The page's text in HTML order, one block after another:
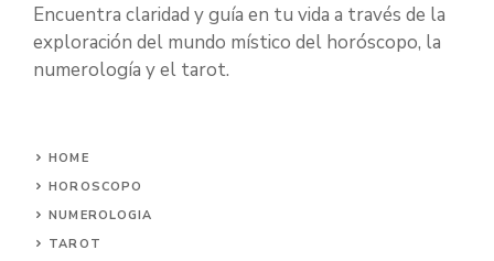
Encuentra claridad y guía en tu vida a través de la
exploración del mundo místico del horóscopo, la
numerología y el tarot.
HOME
HOROSCOPO
NUMEROLOGIA
TAROT